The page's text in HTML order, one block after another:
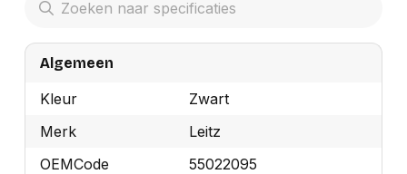
Algemeen
Kleur
Zwart
Merk
Leitz
OEMCode
55022095